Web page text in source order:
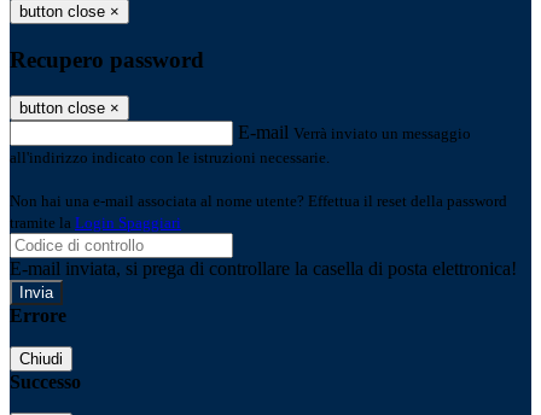
button close ×
Recupero password
button close ×
E-mail Verrà inviato un messaggio
all'indirizzo indicato con le istruzioni necessarie.
Non hai una e-mail associata al nome utente? Effettua il reset della password
tramite la Login Spaggiari
E-mail inviata, si prega di controllare la casella di posta elettronica!
Errore
Chiudi
Successo